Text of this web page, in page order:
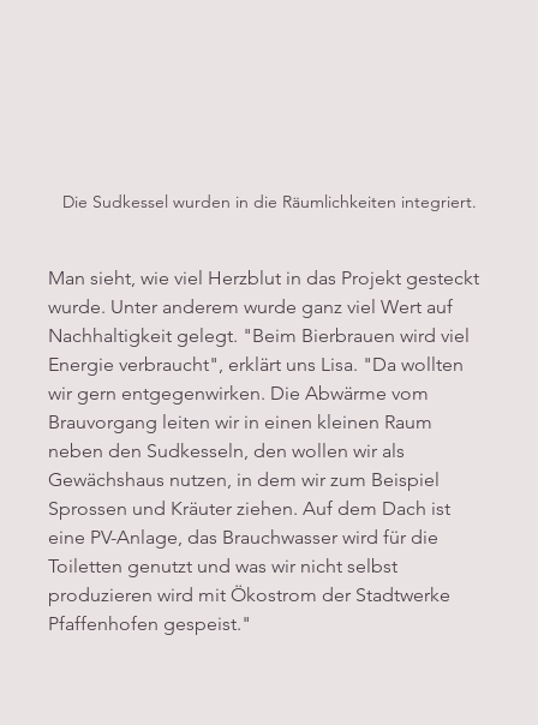
Die Sudkessel wurden in die Räumlichkeiten integriert.
Man sieht, wie viel Herzblut in das Projekt gesteckt
wurde. Unter anderem wurde ganz viel Wert auf
Nachhaltigkeit gelegt. "Beim Bierbrauen wird viel
Energie verbraucht", erklärt uns Lisa. "Da wollten
wir gern entgegenwirken. Die Abwärme vom
Brauvorgang leiten wir in einen kleinen Raum
neben den Sudkesseln, den wollen wir als
Gewächshaus nutzen, in dem wir zum Beispiel
Sprossen und Kräuter ziehen. Auf dem Dach ist
eine PV-Anlage, das Brauchwasser wird für die
Toiletten genutzt und was wir nicht selbst
produzieren wird mit Ökostrom der Stadtwerke
Pfaffenhofen gespeist."